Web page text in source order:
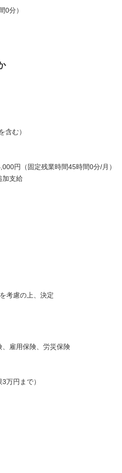
0分）
含む）
円（固定残業時間45時間0分/月）
加支給
考慮の上、決定
雇用保険、労災保険
万円まで）